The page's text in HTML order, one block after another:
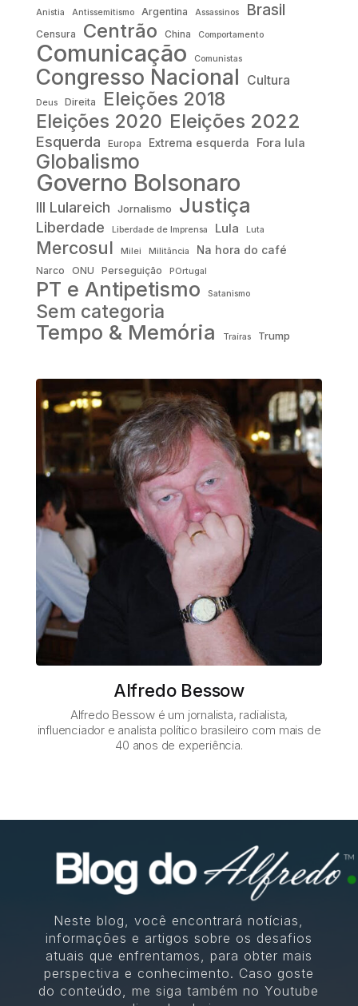
Alfredo Bessow
Alfredo Bessow é um jornalista, radialista,
influenciador e analista político brasileiro com mais de
40 anos de experiência.
Anistia Antissemitismo Argentina Assassinos Brasil
Censura Centrão China Comportamento
Comunicação Comunistas
Congresso Nacional Cultura
Deus Direita Eleições 2018
Eleições 2020 Eleições 2022
Esquerda Europa Extrema esquerda Fora lula
Globalismo
Governo Bolsonaro
III Lulareich Jornalismo Justiça
Liberdade Liberdade de Imprensa Lula Luta
Mercosul Milei Militância Na hora do café
Narco ONU Perseguição POrtugal
PT e Antipetismo Satanismo
Sem categoria
Tempo & Memória Traíras Trump
Neste blog, você encontrará notícias,
informações e artigos sobre os desafios
atuais que enfrentamos, para obter mais
perspectiva e conhecimento. Caso goste
do conteúdo, me siga também no Youtube